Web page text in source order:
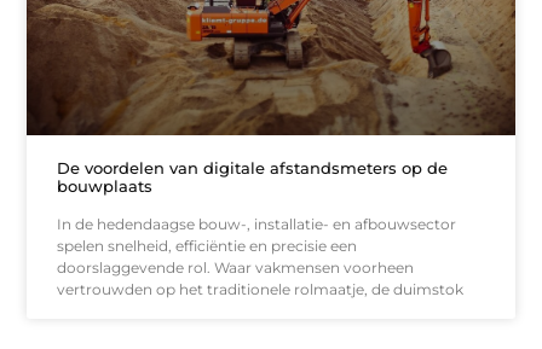
De voordelen van digitale afstandsmeters op de
bouwplaats
In de hedendaagse bouw-, installatie- en afbouwsector
spelen snelheid, efficiëntie en precisie een
doorslaggevende rol. Waar vakmensen voorheen
vertrouwden op het traditionele rolmaatje, de duimstok